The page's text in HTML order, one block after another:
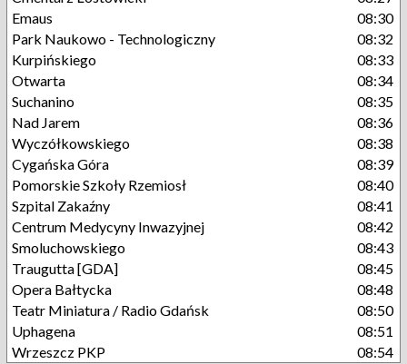
Emaus
08:30
Park Naukowo - Technologiczny
08:32
Kurpińskiego
08:33
Otwarta
08:34
Suchanino
08:35
Nad Jarem
08:36
Wyczółkowskiego
08:38
Cygańska Góra
08:39
Pomorskie Szkoły Rzemiosł
08:40
Szpital Zakaźny
08:41
Centrum Medycyny Inwazyjnej
08:42
Smoluchowskiego
08:43
Traugutta [GDA]
08:45
Opera Bałtycka
08:48
Teatr Miniatura / Radio Gdańsk
08:50
Uphagena
08:51
Wrzeszcz PKP
08:54